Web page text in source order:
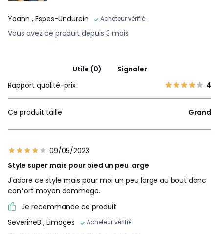
Yoann , Espes-Undurein Acheteur vérifié
Vous avez ce produit depuis 3 mois
Utile (0)
Signaler
Rapport qualité-prix
4
Ce produit taille Grand
09/05/2023
Style super mais pour pied un peu large
J'adore ce style mais pour moi un peu large au bout donc
confort moyen dommage.
Je recommande ce produit
SeverineB , Limoges Acheteur vérifié